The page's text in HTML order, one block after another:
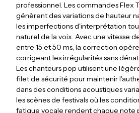
professionnel. Les commandes Flex
génèrent des variations de hauteur
les imperfections d'interprétation
naturel de la voix. Avec une vitesse
entre 15 et 50 ms, la correction
corrigeant les irrégularités sans
Les chanteurs pop utilisent une
filet de sécurité pour maintenir
dans des conditions acoustiques
les scènes de festivals où les
fatigue vocale rendent chaque note